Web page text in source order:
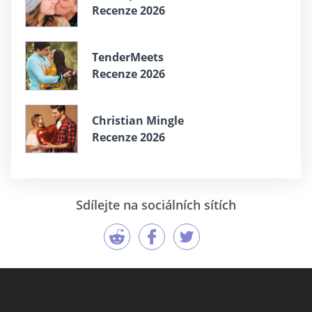
Recenze 2026
TenderMeets
Recenze 2026
Christian Mingle
Recenze 2026
Sdílejte na sociálních sítích